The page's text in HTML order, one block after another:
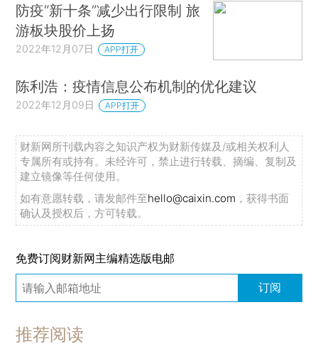
防疫“新十条”减少出行限制 旅
游板块股价上扬
2022年12月07日 APP打开
陈利浩：疫情信息公布机制的优化建议
2022年12月09日 APP打开
财新网所刊载内容之知识产权为财新传媒及/或相关权利人
专属所有或持有。未经许可，禁止进行转载、摘编、复制及
建立镜像等任何使用。
如有意愿转载，请发邮件至hello@caixin.com ，获得书面
确认及授权后，方可转载。
免费订阅财新网主编精选版电邮
订阅
推荐阅读